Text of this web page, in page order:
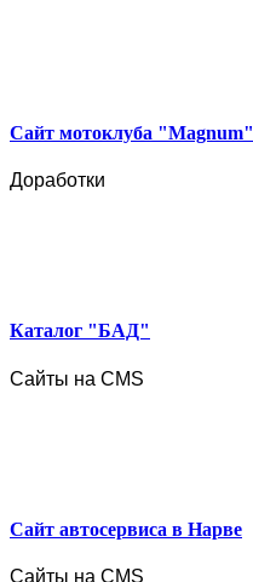
Сайт мотоклуба "Magnum"
Доработки
Каталог "БАД"
Сайты на CMS
Сайт автосервиса в Нарве
Сайты на CMS